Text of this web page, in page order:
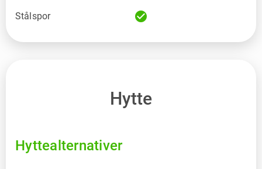
Stålspor check_circle
Hytte
Hyttealternativer